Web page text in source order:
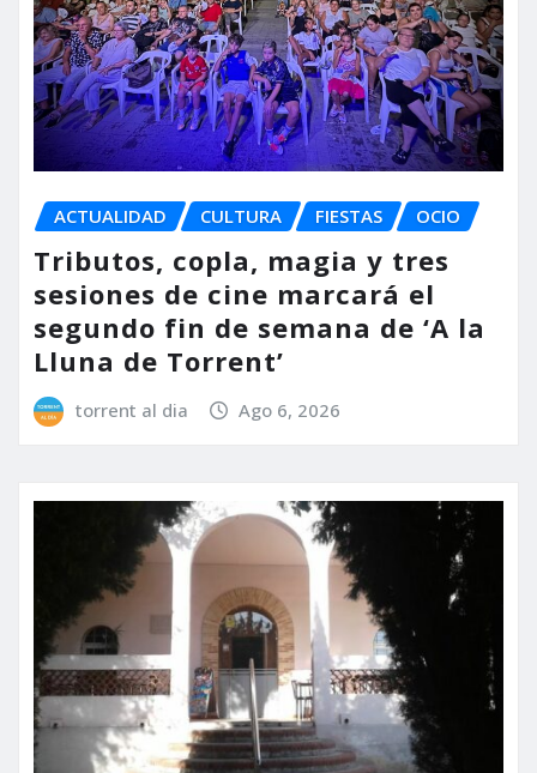
ACTUALIDAD CULTURA FIESTAS OCIO
Tributos, copla, magia y tres
sesiones de cine marcará el
segundo fin de semana de ‘A la
Lluna de Torrent’
torrent al dia Ago 6, 2026